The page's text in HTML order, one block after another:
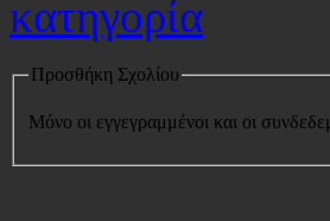
Προσθήκη Σχολίου
Μόνο οι εγγεγραμμένοι και οι